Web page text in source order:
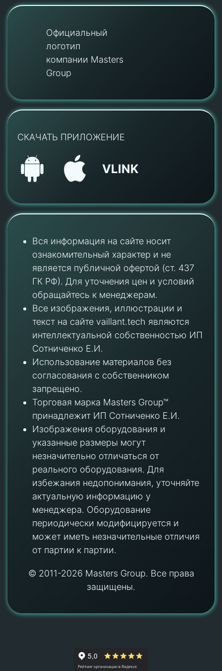
Официальный
логотип
компании Masters
Group
СКАЧАТЬ ПРИЛОЖЕНИЕ
VLINK
Вся информация на сайте носит
ознакомительный характер и не
является публичной офертой (ст. 437
ГК РФ). Для уточнения цен и условий
обращайтесь к менеджерам.
Все изображения, иллюстрации и
текст на сайте vaillant.tech являются
интеллектуальной собственностью ИП
Сотниченко Е.И.
Использование материалов без
согласования с собственником
запрещено.
Торговая марка Masters Group™
принадлежит ИП Сотниченко Е.И.
Изображения оборудования и
указанные размеры могут
незначительно отличаться от
реального оборудования. Для
избежания недопонимания, уточняйте
актуальную информацию у
менеджера. Оборудование
периодически модифицируется и
может иметь незначительные отличия
от партии к партии.
© 2011-2026 Masters Group. Все права
защищены.